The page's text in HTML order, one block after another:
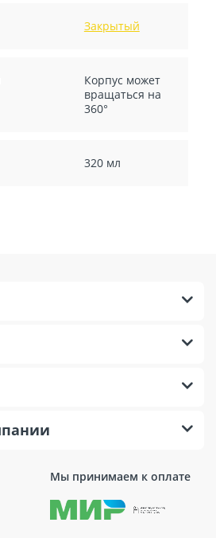
Закрытый
Корпус может
вращаться на
360°
320 мл
Мы принимаем к оплате